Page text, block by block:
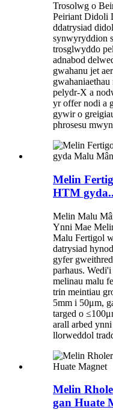
Trosolwg o
Peiriant Didoli
ddatrysiad
synwyryddion
trosglwyddo
adnabod
gwahanu jet
pelydr-X a
yr offer nodi a
gywir o
phrosesu
Melin
HTM
Melin Malu
Ynni Mae
Malu Fertigol
datrysiad
gyfer
parhaus.
melinau malu
trin meintiau
5mm i 50μm,
targed o
arall arbed
llorweddol
Melin
gan Huate